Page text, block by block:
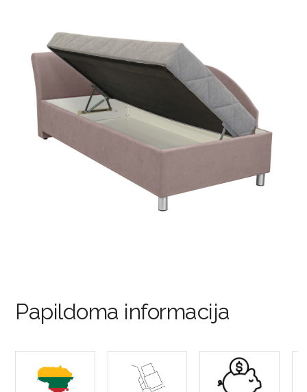
Papildoma informacija